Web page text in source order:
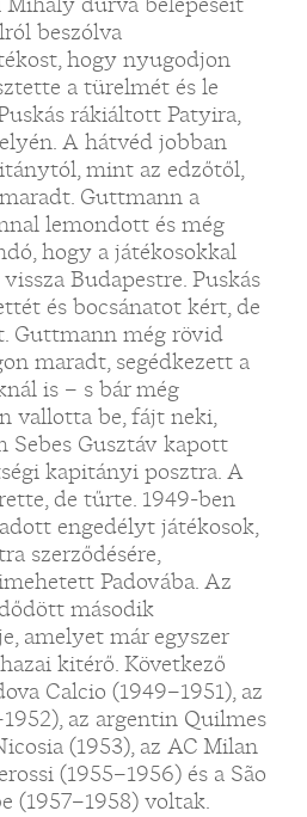
beszólva
hogy nyugodjon
a türelmét és le
rákiáltott Patyira,
A hátvéd jobban
mint az edzőtől,
Guttmann a
lemondott és még
hogy a játékosokkal
Budapestre. Puskás
és bocsánatot kért, de
Guttmann még rövid
maradt, segédkezett a
is – s bár még
vallotta be, fájt neki,
Sebes Gusztáv kapott
kapitányi posztra. A
de tűrte. 1949-ben
engedélyt játékosok,
szerződésére,
Padovába. Az
második
amelyet már egyszer
kitérő. Következő
Calcio (1949–1951), az
az argentin Quilmes
(1953), az AC Milan
(1955–1956) és a São
(1957–1958) voltak.